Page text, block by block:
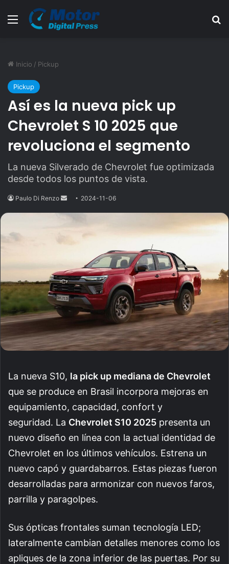
Menú
Inicio / Pickup
Pickup
Así es la nueva pick up
Chevrolet S 10 2025 que
revoluciona el segmento
La nueva Silverado de Chevrolet fue optimizada
desde todos los puntos de vista.
Paulo Di Renzo
Send2024-11-06
La nueva S10, la pick up mediana de Chevrolet
que se produce en Brasil incorpora mejoras en
equipamiento, capacidad, confort y
seguridad. La Chevrolet S10 2025 presenta un
nuevo diseño en línea con la actual identidad de
Chevrolet en los últimos vehículos. Estrena un
nuevo capó y guardabarros. Estas piezas fueron
desarrolladas para armonizar con nuevos faros,
parrilla y paragolpes.
Sus ópticas frontales suman tecnología LED;
lateralmente cambian detalles menores como los
apliques de la zona inferior de las puertas. Por su